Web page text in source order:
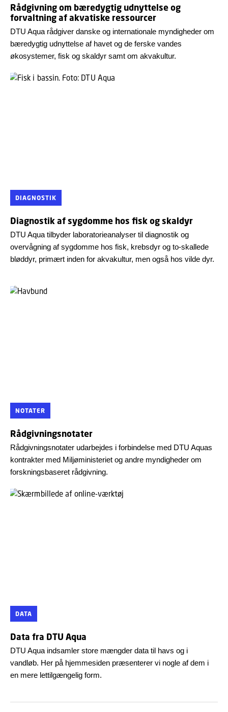
Rådgivning om bæredygtig udnyttelse og
forvaltning af akvatiske ressourcer
DTU Aqua rådgiver danske og internationale myndigheder om
bæredygtig udnyttelse af havet og de ferske vandes
økosystemer, fisk og skaldyr samt om akvakultur.
DIAGNOSTIK
Diagnostik af sygdomme hos fisk og skaldyr
DTU Aqua tilbyder laboratorieanalyser til diagnostik og
overvågning af sygdomme hos fisk, krebsdyr og to-skallede
bløddyr, primært inden for akvakultur, men også hos vilde dyr.
NOTATER
Rådgivningsnotater
Rådgivningsnotater udarbejdes i forbindelse med DTU Aquas
kontrakter med Miljøministeriet og andre myndigheder om
forskningsbaseret rådgivning.
DATA
Data fra DTU Aqua
DTU Aqua indsamler store mængder data til havs og i
vandløb. Her på hjemmesiden præsenterer vi nogle af dem i
en mere lettilgængelig form.